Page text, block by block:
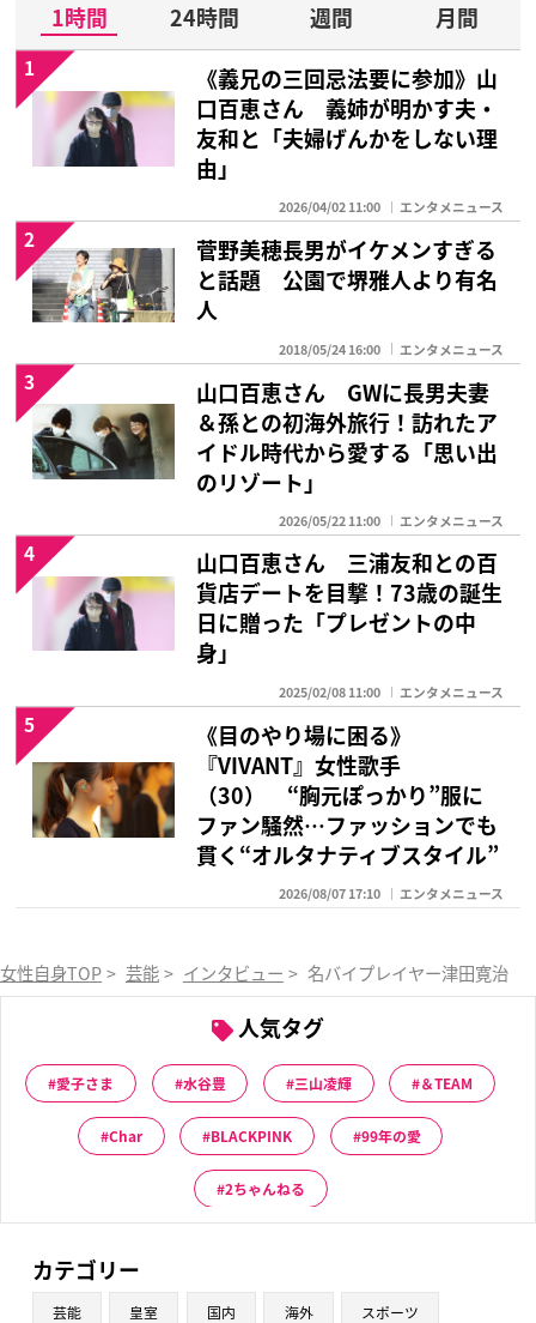
1時間 24時間 週間
月間
《義兄の三回忌法要に参加》山
口百恵さん 義姉が明かす夫・
友和と「夫婦げんかをしない理
由」
2026/04/02 11:00 エンタメニュース
1
菅野美穂長男がイケメンすぎる
と話題 公園で堺雅人より有名
人
2018/05/24 16:00 エンタメニュース
2
山口百恵さん GWに長男夫妻
＆孫との初海外旅行！訪れたア
イドル時代から愛する「思い出
のリゾート」
2026/05/22 11:00 エンタメニュース
3
山口百恵さん 三浦友和との百
貨店デートを目撃！73歳の誕生
日に贈った「プレゼントの中
身」
2025/02/08 11:00 エンタメニュース
4
《目のやり場に困る》
『VIVANT』女性歌手
（30） “胸元ぽっかり”服に
ファン騒然…ファッションでも
貫く“オルタナティブスタイル”
2026/08/07 17:10 エンタメニュース
5
女性自身TOP > 芸能 > インタビュー > 名バイプレイヤー津田寛治「
人気タグ
愛子さま 水谷豊 三山凌輝 ＆TEAM
Char BLACKPINK 99年の愛
2ちゃんねる
カテゴリー
芸能 皇室 国内 海外 スポーツ